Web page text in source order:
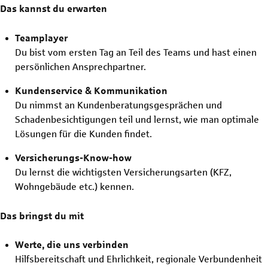
Das kannst du erwarten
Teamplayer
Du bist vom ersten Tag an Teil des Teams und hast einen
persönlichen Ansprechpartner.
Kundenservice & Kommunikation
Du nimmst an Kundenberatungsgesprächen und
Schadenbesichtigungen teil und lernst, wie man optimale
Lösungen für die Kunden findet.
Versicherungs-Know-how
Du lernst die wichtigsten Versicherungsarten (KFZ,
Wohngebäude etc.) kennen.
Das bringst du mit
Werte, die uns verbinden
Hilfsbereitschaft und Ehrlichkeit, regionale Verbundenheit